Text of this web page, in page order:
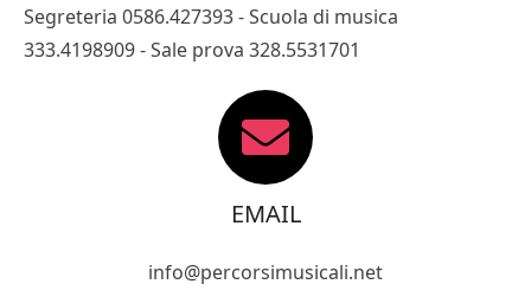
Segreteria 0586.427393 - Scuola di musica
333.4198909 - Sale prova 328.5531701
EMAIL
info@percorsimusicali.net